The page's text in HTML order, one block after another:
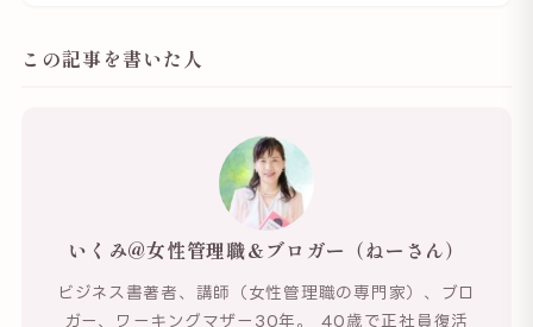
この記事を書いた人
いくみ@女性管理職＆ブロガー（ねーさん）
ビジネス書著者、講師（女性管理職の専門家）、ブロ
ガー、ワーキングマザー30年。 40歳で正社員復活